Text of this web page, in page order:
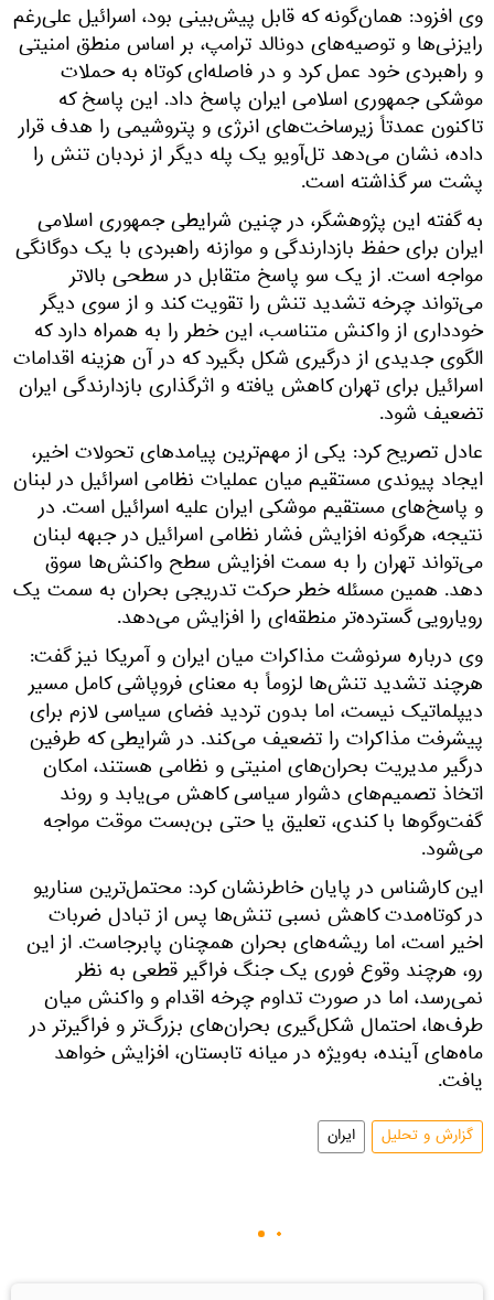
وی افزود: همان‌گونه که قابل پیش‌بینی بود، اسرائیل علی‌رغم
رایزنی‌ها و توصیه‌های دونالد ترامپ، بر اساس منطق امنیتی
و راهبردی خود عمل کرد و در فاصله‌ای کوتاه به حملات
موشکی جمهوری اسلامی ایران پاسخ داد. این پاسخ که
تاکنون عمدتاً زیرساخت‌های انرژی و پتروشیمی را هدف قرار
داده، نشان می‌دهد تل‌آویو یک پله دیگر از نردبان تنش را
پشت سر گذاشته است.
به گفته این پژوهشگر، در چنین شرایطی جمهوری اسلامی
ایران برای حفظ بازدارندگی و موازنه راهبردی با یک دوگانگی
مواجه است. از یک سو پاسخ متقابل در سطحی بالاتر
می‌تواند چرخه تشدید تنش را تقویت کند و از سوی دیگر
خودداری از واکنش متناسب، این خطر را به همراه دارد که
الگوی جدیدی از درگیری شکل بگیرد که در آن هزینه اقدامات
اسرائیل برای تهران کاهش یافته و اثرگذاری بازدارندگی ایران
تضعیف شود.
عادل تصریح کرد: یکی از مهم‌ترین پیامدهای تحولات اخیر،
ایجاد پیوندی مستقیم میان عملیات نظامی اسرائیل در لبنان
و پاسخ‌های مستقیم موشکی ایران علیه اسرائیل است. در
نتیجه، هرگونه افزایش فشار نظامی اسرائیل در جبهه لبنان
می‌تواند تهران را به سمت افزایش سطح واکنش‌ها سوق
دهد. همین مسئله خطر حرکت تدریجی بحران به سمت یک
رویارویی گسترده‌تر منطقه‌ای را افزایش می‌دهد.
وی درباره سرنوشت مذاکرات میان ایران و آمریکا نیز گفت:
هرچند تشدید تنش‌ها لزوماً به معنای فروپاشی کامل مسیر
دیپلماتیک نیست، اما بدون تردید فضای سیاسی لازم برای
پیشرفت مذاکرات را تضعیف می‌کند. در شرایطی که طرفین
درگیر مدیریت بحران‌های امنیتی و نظامی هستند، امکان
اتخاذ تصمیم‌های دشوار سیاسی کاهش می‌یابد و روند
گفت‌وگوها با کندی، تعلیق یا حتی بن‌بست موقت مواجه
می‌شود.
این کارشناس در پایان خاطرنشان کرد: محتمل‌ترین سناریو
در کوتاه‌مدت کاهش نسبی تنش‌ها پس از تبادل ضربات
اخیر است، اما ریشه‌های بحران همچنان پابرجاست. از این
رو، هرچند وقوع فوری یک جنگ فراگیر قطعی به نظر
نمی‌رسد، اما در صورت تداوم چرخه اقدام و واکنش میان
طرف‌ها، احتمال شکل‌گیری بحران‌های بزرگ‌تر و فراگیرتر در
ماه‌های آینده، به‌ویژه در میانه تابستان، افزایش خواهد
یافت.
گزارش و تحلیل ایران